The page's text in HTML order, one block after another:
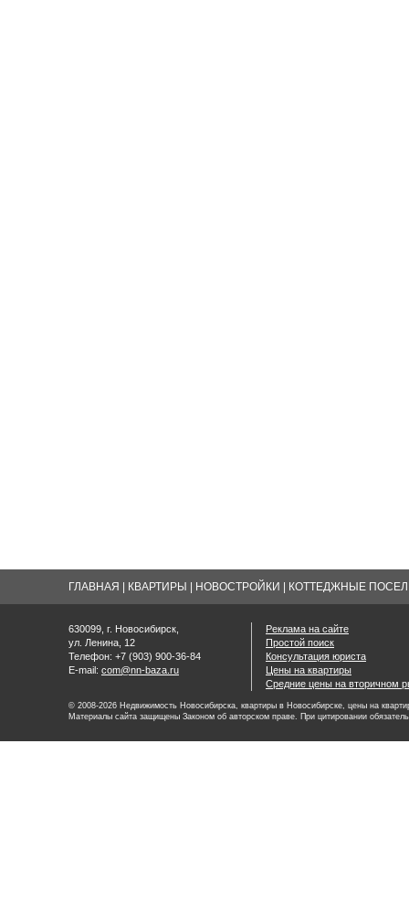
ГЛАВНАЯ КВАРТИРЫ НОВОСТРОЙКИ КОТТЕДЖНЫЕ
630099, г. Новосибирск,
ул. Ленина, 12
Телефон: +7 (903) 900-36-84
E-mail: com@nn-baza.ru
Реклама на сайте
Простой поиск
Консультация юриста
Цены на квартиры
Средние цены на вторичном
© 2008-2026 Недвижимость Новосибирска, квартиры в Новосибирске, цены на
Материалы сайта защищены Законом об авторском праве. При цитировании